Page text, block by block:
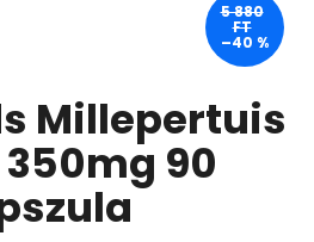
Millepertuis
90
5 880
FT
–40 %